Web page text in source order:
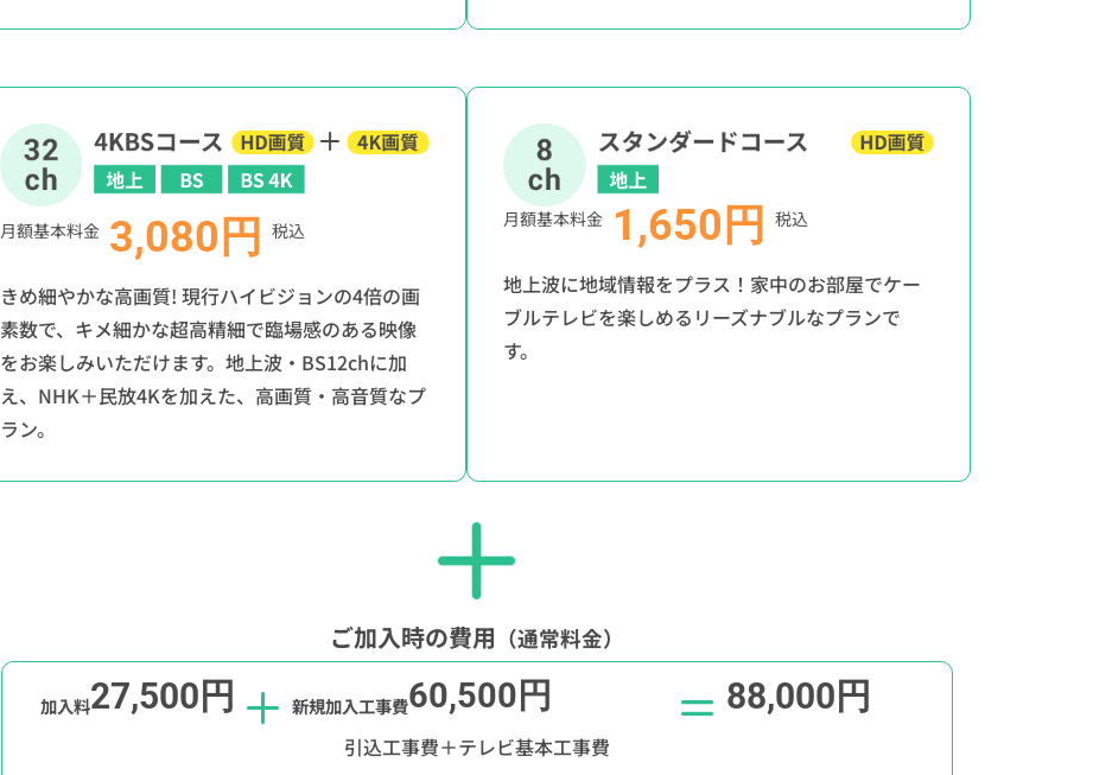
月額基本料金 3,080円 税込
きめ細やかな高画質! 現行ハイビジョンの4倍の画
素数で、キメ細かな超高精細で臨場感のある映像
をお楽しみいただけます。地上波・BS12chに加
え、NHK＋民放4Kを加えた、高画質・高音質なプ
ラン。
月額基本料金 1,650円 税込
地上波に地域情報をプラス！家中のお部屋でケー
ブルテレビを楽しめるリーズナブルなプランで
す。
ご加入時の費用 （通常料金）
加入料27,500円 新規加入工事費60,500円 88,000円
引込工事費＋テレビ基本工事費